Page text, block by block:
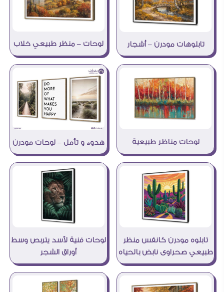
تابلوهات مودرن – أشجار لوحات – منظر طبيعي خلاب
لوحات مناظر طبيعية هدوء و تأمل – لوحات مودرن
تابلوه مودرن كانفس منظر
طبيعي صحراوى نابض بالحياه
لوحات فنية لأسد يتربص وسط
أوراق الشجر